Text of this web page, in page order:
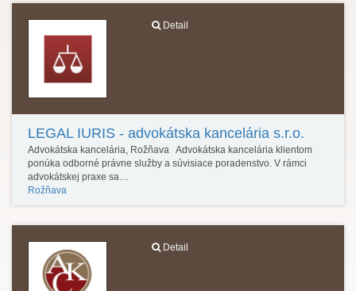
Detail
LEGAL IURIS - advokátska kancelária s.r.o.
Advokátska kancelária, Rožňava Advokátska kancelária klientom
ponúka odborné právne služby a súvisiace poradenstvo. V rámci
advokátskej praxe sa…
Rožňava
Detail